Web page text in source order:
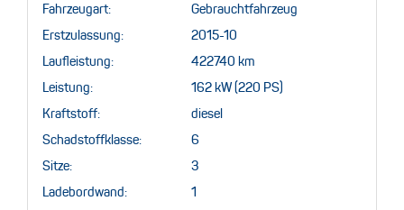
Fahrzeugart: Gebrauchtfahrzeug
Erstzulassung: 2015-10
Laufleistung: 422740 km
Leistung: 162 kW (220 PS)
Kraftstoff: diesel
Schadstoffklasse: 6
Sitze: 3
Ladebordwand: 1